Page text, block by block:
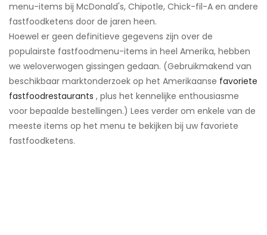
menu-items bij McDonald's, Chipotle, Chick-fil-A en andere
fastfoodketens door de jaren heen.
Hoewel er geen definitieve gegevens zijn over de
populairste fastfoodmenu-items in heel Amerika, hebben
we weloverwogen gissingen gedaan. (Gebruikmakend van
beschikbaar marktonderzoek op het Amerikaanse favoriete
fastfoodrestaurants , plus het kennelijke enthousiasme
voor bepaalde bestellingen.) Lees verder om enkele van de
meeste items op het menu te bekijken bij uw favoriete
fastfoodketens.